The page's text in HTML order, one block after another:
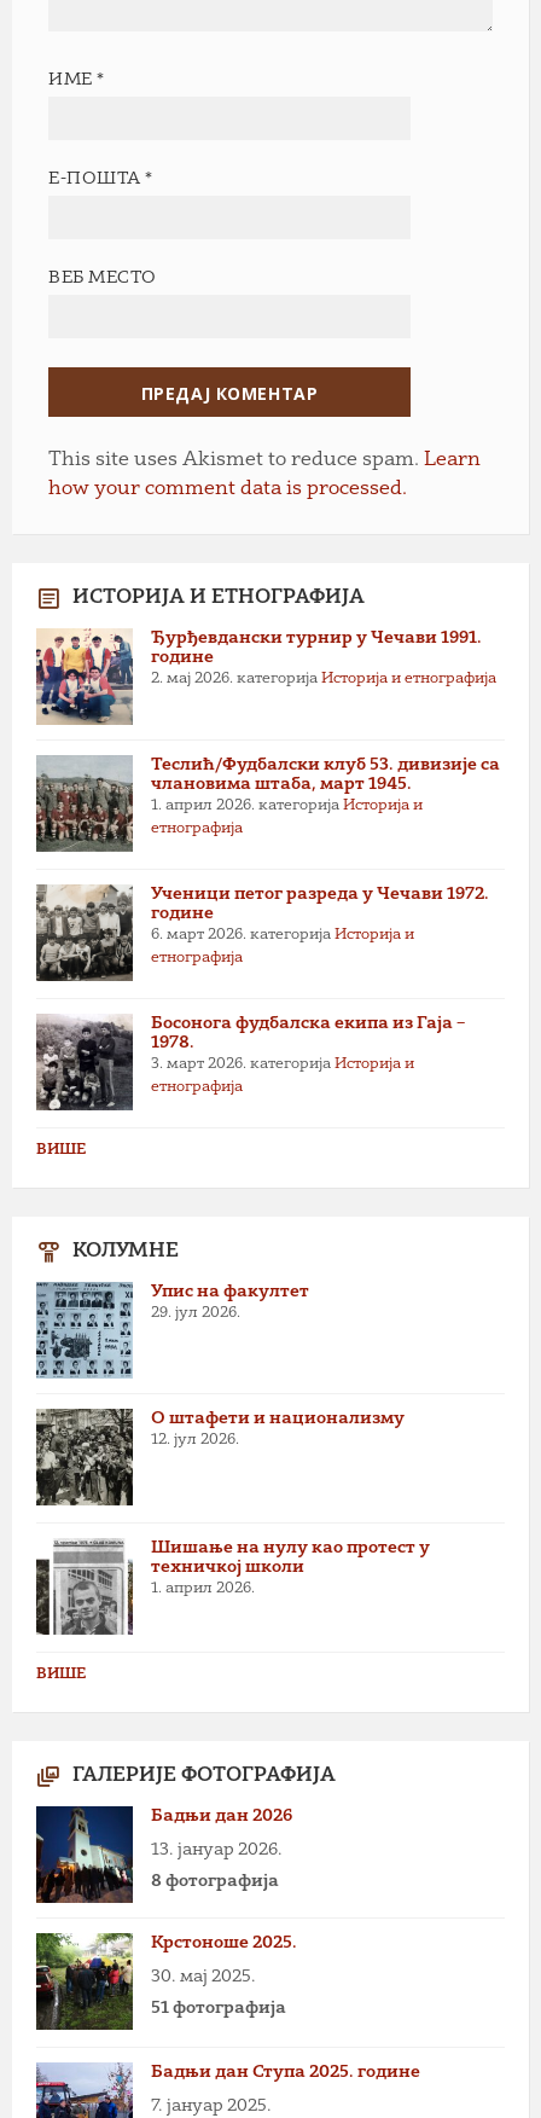
ИМЕ*
Е-ПОШТА*
ВЕБ МЕСТО
This site uses Akismet to reduce spam. Learn
how your comment data is processed.
ИСТОРИЈА И ЕТНОГРАФИЈА
Ђурђевдански турнир у Чечави 1991.
године
2. мај 2026. категорија Историја и етнографија
Теслић/Фудбалски клуб 53. дивизије са
члановима штаба, март 1945.
1. април 2026. категорија Историја и
етнографија
Ученици петог разреда у Чечави 1972.
године
6. март 2026. категорија Историја и
етнографија
Босонога фудбалска екипа из Гаја –
1978.
3. март 2026. категорија Историја и
етнографија
ВИШЕ
КОЛУМНЕ
Упис на факултет
29. јул 2026.
О штафети и национализму
12. јул 2026.
Шишање на нулу као протест у
техничкој школи
1. април 2026.
ВИШЕ
ГАЛЕРИЈЕ ФОТОГРАФИЈА
Бадњи дан 2026
13. јануар 2026.
8 фотографија
Крстоноше 2025.
30. мај 2025.
51 фотографија
Бадњи дан Ступа 2025. године
7. јануар 2025.